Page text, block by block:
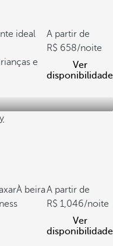
ideal
e
A partir de
658/noite
Ver
disponibilidade
À beiraA partir de
1,046/noite
Ver
disponibilidade